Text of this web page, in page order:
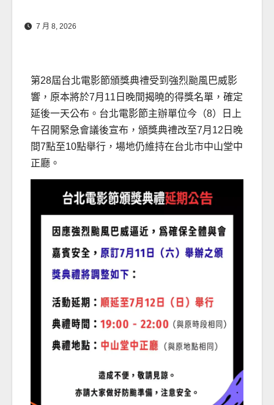
7 月 8, 2026
第28屆台北電影節頒獎典禮受到強烈颱風巴威影
響，原本將於7月11日晚間揭曉的得獎名單，確定
延後一天公布。台北電影節主辦單位今（8）日上
午召開緊急會議後宣布，頒獎典禮改至7月12日晚
間7點至10點舉行，場地仍維持在台北市中山堂中
正廳。